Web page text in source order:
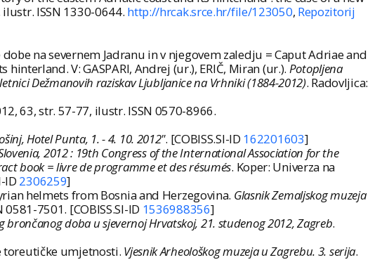
ISSN 1330-0644. http://hrcak.srce.hr/file/123050, Repozitorij
na severnem Jadranu in v njegovem zaledju = Caput Adriae and
V: GASPARI, Andrej (ur.), ERIČ, Miran (ur.). Potopljena
Dežmanovih raziskav Ljubljanice na Vrhniki (1884-2012). Radovljica:
63, str. 57-77, ilustr. ISSN 0570-8966.
Hotel Punta, 1. - 4. 10. 2012". [COBISS.SI-ID 162201603]
2012 : 19th Congress of the International Association for the
book = livre de programme et des résumés. Koper: Univerza na
ID 2306259]
helmets from Bosnia and Herzegovina. Glasnik Zemaljskog muzeja
7501. [COBISS.SI-ID 1536988356]
doba u sjevernoj Hrvatskoj, 21. studenog 2012, Zagreb.
toreutičke umjetnosti. Vjesnik Arheološkog muzeja u Zagrebu. 3. serija.